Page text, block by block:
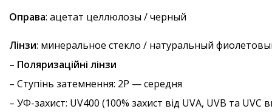
Оправа: ацетат целлюлозы / черный
Лінзи: минеральное стекло / натуральный
– Поляризаційні лінзи
– Ступінь затемнення: 2P — середня
– УФ-захист: UV400 (100% захист від UVA, UVB та